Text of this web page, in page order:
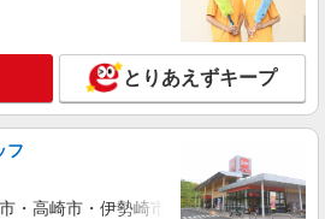
詳細を見る
トレ大森店
のキッチンスタッフ
：時給1300円〜 ※研修40時間、時給
茶房 アトレ大森店 東京都大田区大森北
とりあえずキープ
フ
・高崎市・伊勢崎市・太田市・館林市